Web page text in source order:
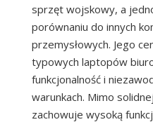
sprzęt wojskowy, a
porównaniu do innych
przemysłowych. Jego
typowych laptopów
funkcjonalność i
warunkach. Mimo
zachowuje wysoką